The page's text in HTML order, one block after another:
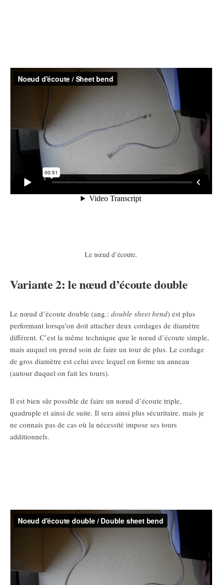
Le nœud d’écoute.
Variante 2: le nœud d’écoute double
Le nœud d’écoute double (ang.: double sheet bend) est plus
performant lorsqu’on doit attacher deux cordages de diamètre
différent. C’est la même technique que le nœud d’écoute simple,
mais auquel on prend soin de faire un tour de plus. Le cordage
de gros diamètre est celui avec lequel on forme un anneau
(autour duquel on fait les tours).
Il est bien sûr possible de faire un nœud d’écoute triple,
quadruple et ainsi de suite. Il sera ainsi plus sécuritaire, mais je
ne connais pas de cas où la nécessité impose ses tours
additionnels.